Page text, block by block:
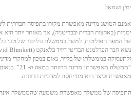
ימין ושמאל
אמנם המושג מדינה מאפשרת מקורו בתפיסה חברתית
ימניות (בארצות הברית ובבריטניה), אך מאוחר יותר
ולתעסוקה בממשלתו של בלייר, נאום במכון למחקרי
“ממשלה
מאפשרת וכיצד היא מתייחסת למדיניות הרווחה.
התפיסה של ממשלה מאפשרת משמעה שהממשלה אינה